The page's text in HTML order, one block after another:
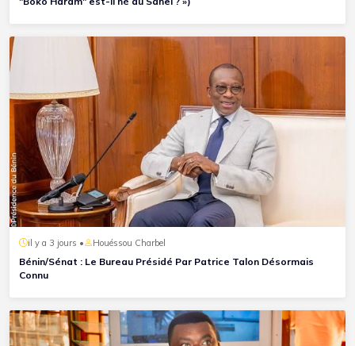
il y a 3 jours • Houéssou Charbel
Bénin/Sénat : Le Bureau Présidé Par Patrice Talon Désormais
Connu